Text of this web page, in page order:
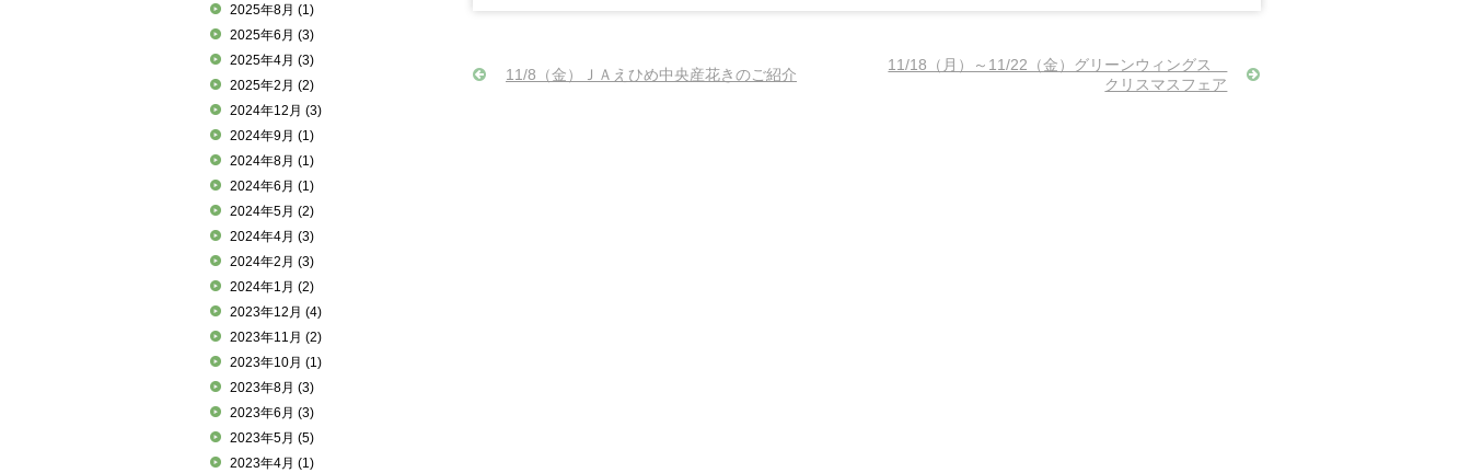
11/8（金）ＪＡえひめ中央産花きのご紹介
11/18（月）～11/22（金）グリーンウィングス
クリスマスフェア
2025年8月 (1)
2025年6月 (3)
2025年4月 (3)
2025年2月 (2)
2024年12月 (3)
2024年9月 (1)
2024年8月 (1)
2024年6月 (1)
2024年5月 (2)
2024年4月 (3)
2024年2月 (3)
2024年1月 (2)
2023年12月 (4)
2023年11月 (2)
2023年10月 (1)
2023年8月 (3)
2023年6月 (3)
2023年5月 (5)
2023年4月 (1)